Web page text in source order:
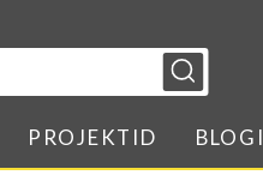
PROJEKTID BLOGI